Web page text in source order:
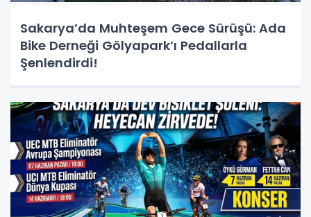
Sakarya’da Muhteşem Gece Sürüşü: Ada
Bike Derneği Gölyapark’ı Pedallarla
Şenlendirdi!